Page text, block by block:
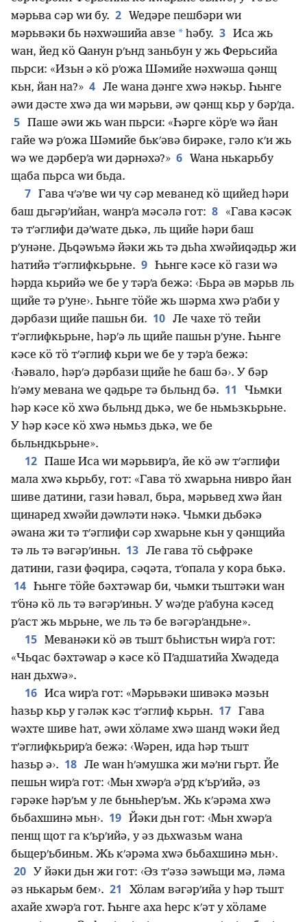
мәрьва сәр ԝи бу. 2 Ԝедәре пешбәри ԝи
мәрьвәки бь нәхԝәшийа авзе * һәбу. 3 Иса жь
ԝан, йед кӧ Ԛанун рʹьнд заньбун у жь Ферьсийа
пьрси: «Изьн ә кӧ рʹожа Шәмийе нәхԝәша ԛәнщ
кьн, йан на?» 4 Ле ԝана дәнге хԝә нәкьр. Һьнге
әԝи дәсте хԝә да ԝи мәрьви, әԝ ԛәнщ кьр у бәрʹда.
5 Паше әԝи жь ԝан пьрси: «Һәрге кӧрʹе ԝә йан
гайе ԝә рʹожа Шәмийе бькʹәвә бирәке, гәло кʹи жь
ԝә ԝе дәрберʹа ԝи дәрнәхә?» 6 Ԝана нькарьбу
щаба пьрса ԝи бьда.
7 Гава чʹәʹве ԝи чу сәр меванед кӧ щийед һәри
баш дьгәрʹийан, ԝанрʹа мәсәлә гот: 8
«Гава кәсәк
тә тʹәглифи дәʹԝате дькә, ль щийе һәри баш
рʹунәне. Дьԛәԝьмә йәки жь тә дьһа хԝәйиԛәдьр жи
һатийә тʹәглифкьрьне. 9 Һьнге кәсе кӧ гази ԝә
һәрда кьрийә ԝе бе у тәрʹа бежә: ‹Бьра әв мәрьв ль
щийе тә рʹуне›. Һьнге тӧйе жь шәрма хԝә рʹаби у
дәрбази щийе пашьн би. 10 Ле чахе тӧ тейи
тʹәглифкьрьне, һәрʹә ль щийе пашьн рʹуне. Һьнге
кәсе кӧ тӧ тʹәглиф кьри ԝе бе у тәрʹа бежә:
‹Һәвало, һәрʹә дәрбази щийе һе баш бә›. У бәр
һʹәму мевана ԝе ԛәдьре тә бьльнд бә. 11
Чьмки
һәр кәсе кӧ хԝә бьльнд дькә, ԝе бе ньмьзкьрьне.
У һәр кәсе кӧ хԝә ньмьз дькә, ԝе бе
бьльндкьрьне».
12 Паше Иса ԝи мәрьвирʹа, йе кӧ әԝ тʹәглифи
мала хԝә кьрьбу, гот: «Гава тӧ хԝарьна нивро йан
шиве датини, гази һәвал, бьра, мәрьвед хԝә йан
щинаред хԝәйи дәԝләти нәкә. Чьмки дьбәкә
әԝана жи тә тʹәглифи сәр хԝарьне кьн у ԛәнщийа
тә ль тә вәгәрʹиньн. 13 Ле гава тӧ сьфрәке
датини, гази фәԛира, сәԛәта, тʹопала у кора бькә.
14 Һьнге тӧйе бәхтәԝар би, чьмки тьштәки ԝан
тʹӧнә кӧ ль тә вәгәрʹиньн. У ԝәʹде рʹабуна кәсед
рʹаст жь мьрьне, ԝе ль тә бе вәгәрʹандьне».
15 Меванәки кӧ әв тьшт бьһистьн ԝирʹа гот:
«Чьԛас бәхтәԝар ә кәсе кӧ Пʹадшатийа Хԝәдеда
нан дьхԝә».
16 Иса ԝирʹа гот: «Мәрьвәки шивәкә мәзьн
һазьр кьр у гәләк кәс тʹәглиф кьрьн. 17 Гава
ԝәхте шиве һат, әԝи хӧламе хԝә шанд ԝәки йед
тʹәглифкьрирʹа бежә: ‹Ԝәрен, ида һәр тьшт
һазьр ә›. 18 Ле ԝан һʹәмушка жи мәʹни гьрт. Йе
пешьн ԝирʹа гот: ‹Мьн хԝәрʹа әʹрд кʹьрʹийә, әз
гәрәке һәрʹьм у ле бьньһерʹьм. Жь кʹәрәма хԝә
бьбахшинә мьн›. 19 Йәки дьн гот: ‹Мьн хԝәрʹа
пенщ щот га кʹьрʹийә, у әз дьхԝазьм ԝана
бьщерʹьбиньм. Жь кʹәрәма хԝә бьбахшинә мьн›.
20
У йәки дьн жи гот: ‹Әз тʹәзә зәԝьщи мә, ләма
әз нькарьм бем›. 21
Хӧлам вәгәрʹийа у һәр тьшт
ахайе хԝәрʹа гот. Һьнге аха һерс кʹәт у хӧламе